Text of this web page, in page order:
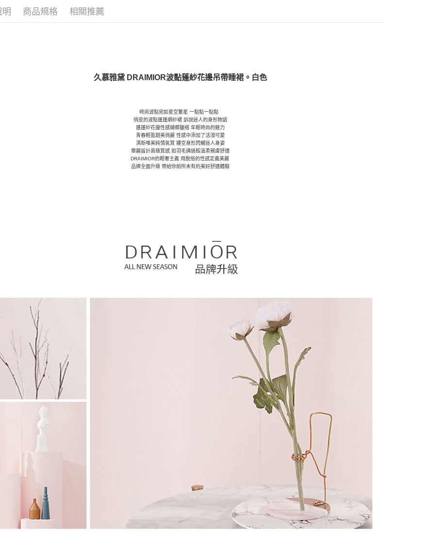
明 商品規格 相關推薦
久慕雅黛 DRAIMIOR波點蓬紗花邊吊帶睡裙。白色
時尚波點宛如星空繁星 一點點一點點
俏皮的波點蓬蓬網紗裙 訴說迷人的身形物語
蓬蓬紗花邊性感蝴蝶皺褶 年輕時尚的魅力
青春輕盈甜美俏麗 性感中添加了活潑可愛
清新唯美純情氣質 鏤空身形閃耀迷人身姿
華麗設計高級質感 如羽毛拂過般溫柔親膚舒適
DRAIMIOR的輕奢主義 用脫俗的性感定義美麗
品牌全面升級 帶給你前所未有的美好舒適體驗